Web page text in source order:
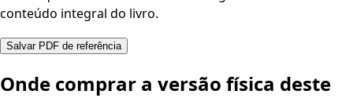
conteúdo integral do livro.
Salvar PDF de referência
Onde comprar a versão física deste